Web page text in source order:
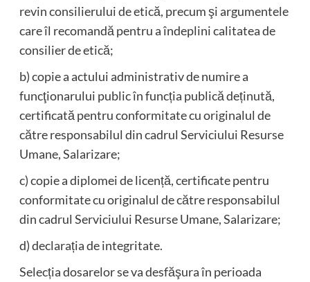
revin consilierului de etică, precum şi argumentele
care îl recomandă pentru a îndeplini calitatea de
consilier de etică;
b) copie a actului administrativ de numire a
funcţionarului public în funcția publică deținută,
certificată pentru conformitate cu originalul de
către responsabilul din cadrul Serviciului Resurse
Umane, Salarizare;
c) copie a diplomei de licență, certificate pentru
conformitate cu originalul de către responsabilul
din cadrul Serviciului Resurse Umane, Salarizare;
d) declarația de integritate.
Selecția dosarelor se va desfăşura în perioada